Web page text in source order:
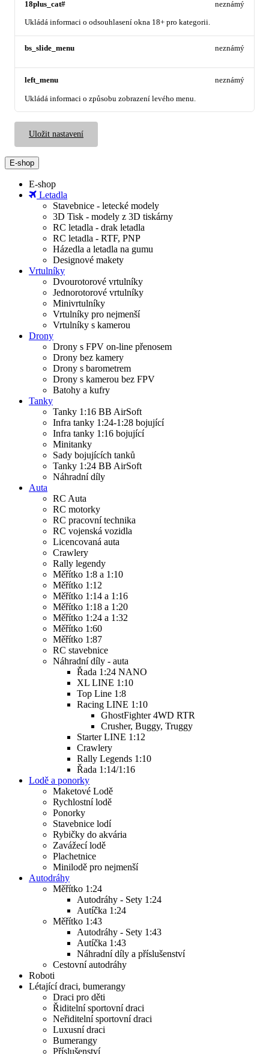
18plus_cat#
Ukládá informaci o odsouhlasení okna 18+ pro kategorii.
neznámý
bs_slide_menu neznámý
left_menu
Ukládá informaci o způsobu zobrazení levého menu.
neznámý
Uložit nastavení
E-shop
E-shop
Letadla
Stavebnice - letecké modely
3D Tisk - modely z 3D tiskárny
RC letadla - drak letadla
RC letadla - RTF, PNP
Házedla a letadla na gumu
Designové makety
Vrtulníky
Dvourotorové vrtulníky
Jednorotorové vrtulníky
Minivrtulníky
Vrtulníky pro nejmenší
Vrtulníky s kamerou
Drony
Drony s FPV on-line přenosem
Drony bez kamery
Drony s barometrem
Drony s kamerou bez FPV
Batohy a kufry
Tanky
Tanky 1:16 BB AirSoft
Infra tanky 1:24-1:28 bojující
Infra tanky 1:16 bojující
Minitanky
Sady bojujících tanků
Tanky 1:24 BB AirSoft
Náhradní díly
Auta
RC Auta
RC motorky
RC pracovní technika
RC vojenská vozidla
Licencovaná auta
Crawlery
Rally legendy
Měřítko 1:8 a 1:10
Měřítko 1:12
Měřítko 1:14 a 1:16
Měřítko 1:18 a 1:20
Měřítko 1:24 a 1:32
Měřítko 1:60
Měřítko 1:87
RC stavebnice
Náhradní díly - auta
Řada 1:24 NANO
XL LINE 1:10
Top Line 1:8
Racing LINE 1:10
GhostFighter 4WD RTR
Crusher, Buggy, Truggy
Starter LINE 1:12
Crawlery
Rally Legends 1:10
Řada 1:14/1:16
Lodě a ponorky
Maketové Lodě
Rychlostní lodě
Ponorky
Stavebnice lodí
Rybičky do akvária
Zavážecí lodě
Plachetnice
Minilodě pro nejmenší
Autodráhy
Měřítko 1:24
Autodráhy - Sety 1:24
Autíčka 1:24
Měřítko 1:43
Autodráhy - Sety 1:43
Autíčka 1:43
Náhradní díly a příslušenství
Cestovní autodráhy
Roboti
Létající draci, bumerangy
Draci pro děti
Řiditelní sportovní draci
Neřiditelní sportovní draci
Luxusní draci
Bumerangy
Příslušenství